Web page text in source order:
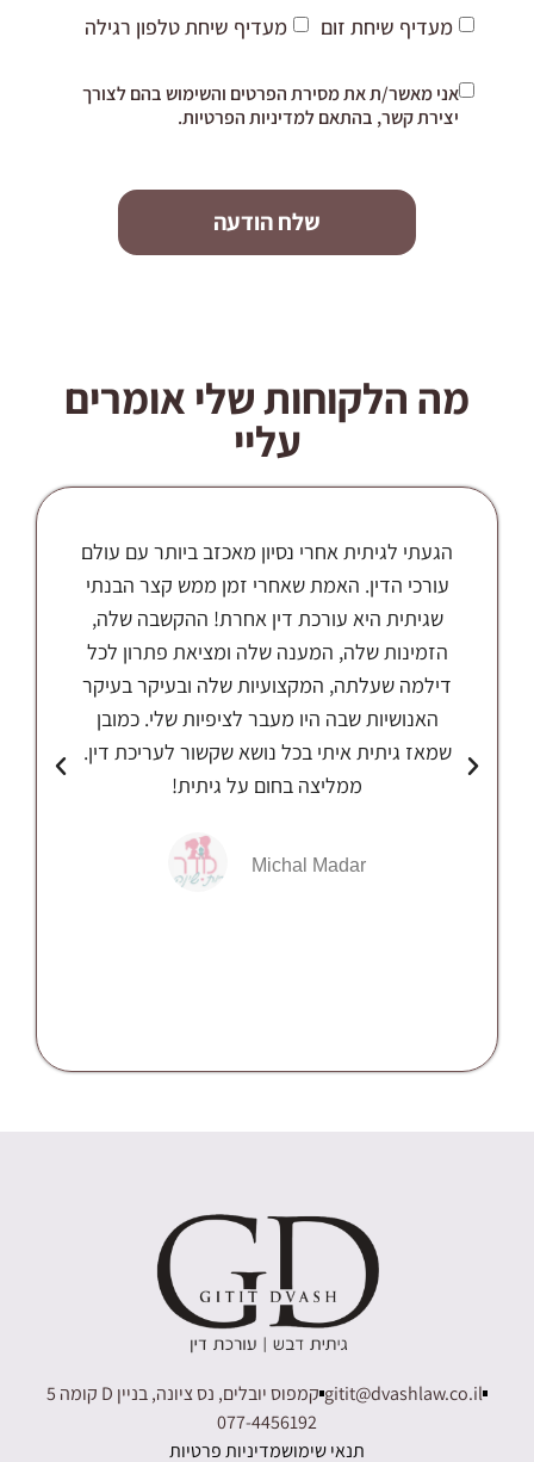
מעדיף שיחת זום
מעדיף שיחת טלפון רגילה
אני מאשר/ת את מסירת הפרטים והשימוש בהם לצורך
יצירת קשר, בהתאם למדיניות הפרטיות.
שלח הודעה
מה הלקוחות שלי אומרים
עליי
הגעתי לגיתית אחרי נסיון מאכזב ביותר עם עולם
עורכי הדין. האמת שאחרי זמן ממש קצר הבנתי
שגיתית היא עורכת דין אחרת! ההקשבה שלה,
הזמינות שלה, המענה שלה ומציאת פתרון לכל
דילמה שעלתה, המקצועיות שלה ובעיקר בעיקר
האנושיות שבה היו מעבר לציפיות שלי. כמובן
שמאז גיתית איתי בכל נושא שקשור לעריכת דין.
ממליצה בחום על גיתית!
Michal Madar
5 קומה D קמפוס יובלים, נס ציונה, בניין gitit@dvashlaw.co.il
077-4456192
מדיניות פרטיותתנאי שימוש